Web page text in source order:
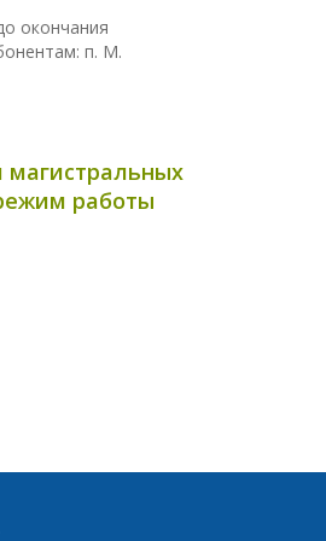
окончания
п. М.
магистральных
работы